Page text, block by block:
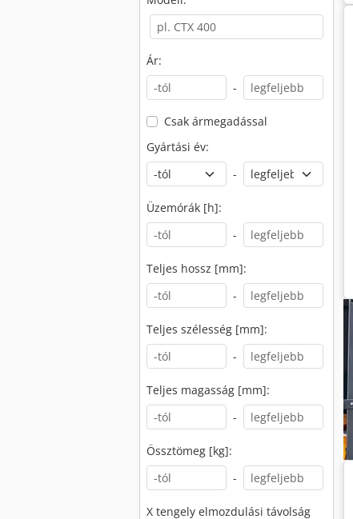
Ár:
-
Csak ármegadással
Gyártási év:
-
Üzemórák [h]:
-
Teljes hossz [mm]:
-
Teljes szélesség [mm]:
-
Teljes magasság [mm]:
-
Össztömeg [kg]:
-
X tengely elmozdulási távolság